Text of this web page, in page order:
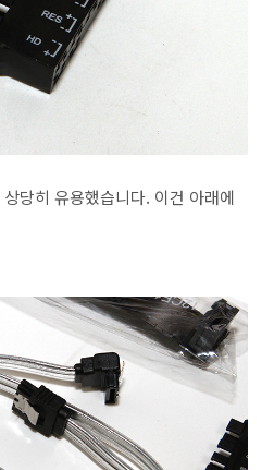
당히 유용했습니다. 이건 아래에